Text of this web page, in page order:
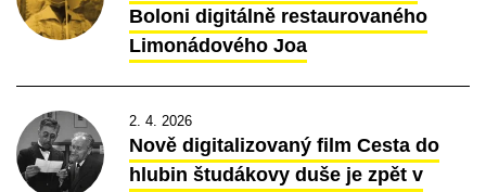
Boloni digitálně restaurovaného
Limonádového Joa
2. 4. 2026
Nově digitalizovaný film Cesta do
hlubin študákovy duše je zpět v